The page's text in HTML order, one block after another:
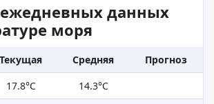
данных
моря
Текущая Средняя
Прогноз
17.8°C
14.3°C